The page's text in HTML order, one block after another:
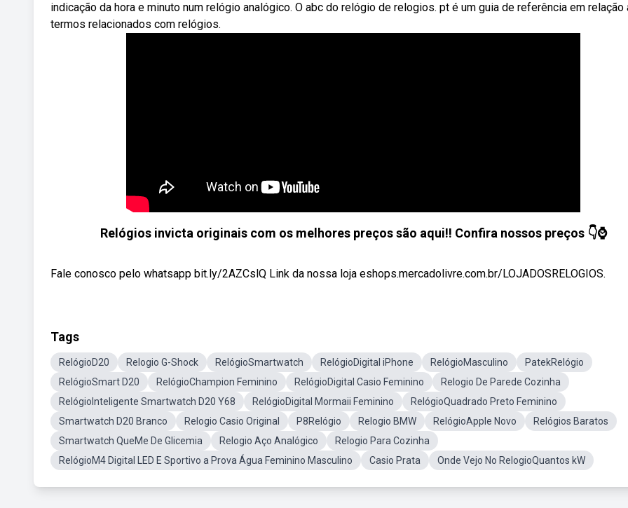
indicação da hora e minuto num relógio analógico. O abc do relógio de relogios. pt é um guia de referência em relação
termos relacionados com relógios.
Relógios invicta originais com os melhores preços são aqui!! Confira nossos preços 👇⌚
Fale conosco pelo whatsapp bit.ly/2AZCslQ Link da nossa loja eshops.mercadolivre.com.br/LOJADOSRELOGIOS.
Tags
RelógioD20 Relogio G-Shock RelógioSmartwatch RelógioDigital iPhone RelógioMasculino
PatekRelógio
RelógioSmart D20
RelógioChampion Feminino RelógioDigital Casio Feminino
Relogio De Parede Cozinha
RelógioInteligente Smartwatch D20 Y68
RelógioDigital Mormaii Feminino
RelógioQuadrado Preto Feminino
Smartwatch D20 Branco
Relogio Casio Original P8Relógio Relogio BMW RelógioApple Novo
Relógios Baratos
Smartwatch QueMe De Glicemia
Relogio Aço Analógico
Relogio Para Cozinha
RelógioM4 Digital LED E Sportivo a Prova Água Feminino Masculino
Casio Prata Onde Vejo No RelogioQuantos kW